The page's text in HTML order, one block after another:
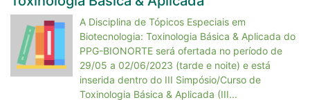
A Disciplina de Tópicos Especiais em
Biotecnologia: Toxinologia Básica & Aplicada do
PPG-BIONORTE será ofertada no período de
29/05 a 02/06/2023 (tarde e noite) e está
inserida dentro do III Simpósio/Curso de
Toxinologia Básica & Aplicada (III...